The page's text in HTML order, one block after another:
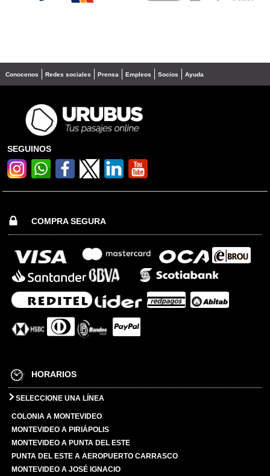
Conocenos Redes sociales Prensa Empleos Socios Ayuda
SEGUINOS
COMPRA SEGURA
HORARIOS
SELECCIONE UNA LÍNEA
COLONIA A MONTEVIDEO
MONTEVIDEO A PIRIÁPOLIS
MONTEVIDEO A PUNTA DEL ESTE
PUNTA DEL ESTE A AEROPUERTO CARRASCO
MONTEVIDEO A JOSÉ IGNACIO